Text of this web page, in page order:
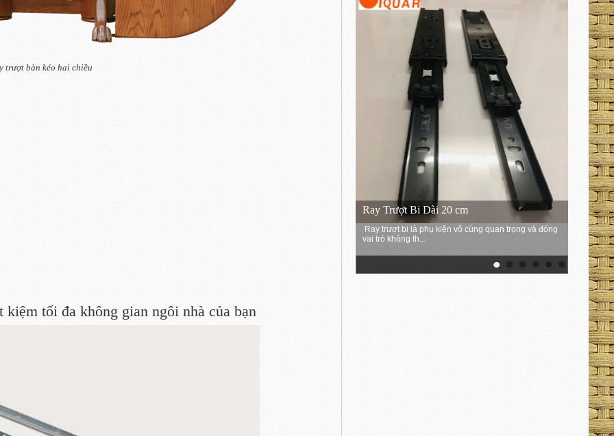
trượt bàn kéo hai chiều
tối đa không gian ngôi nhà của bạn
Ray Trượt Bi Dài 20 cm
Ray trượt bi là phụ kiện vô cùng quan trọng và đóng
vai trò không th...